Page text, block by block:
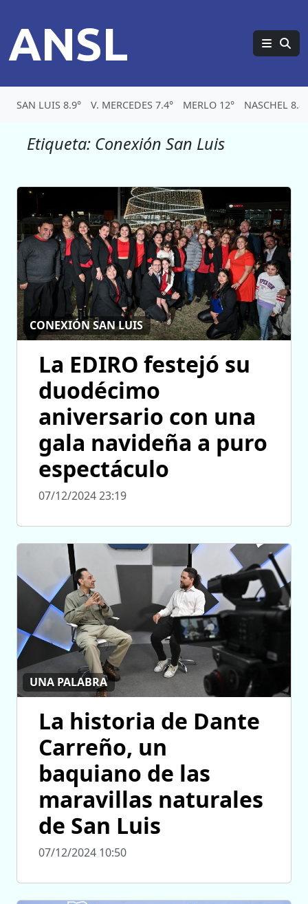
ANSL
SAN LUIS 8.9° V. MERCEDES 7.4° MERLO 12° NASCHEL 8.8°
Etiqueta: Conexión San Luis
CONEXIÓN SAN LUIS
La EDIRO festejó su
duodécimo
aniversario con una
gala navideña a puro
espectáculo
07/12/2024 23:19
UNA PALABRA
La historia de Dante
Carreño, un
baquiano de las
maravillas naturales
de San Luis
07/12/2024 10:50